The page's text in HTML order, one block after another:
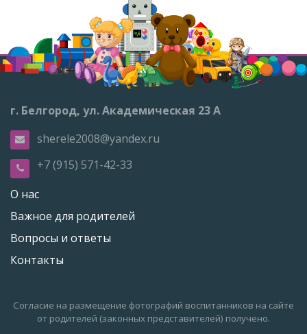
г. Белгород, ул. Академическая 23 А
sherele2008@yandex.ru
+7 (915) 571-42-33
О нас
Важное для родителей
Вопросы и ответы
Контакты
Согласие на размещение фотографий воспитанников на сайте
от родителей (законных представителей) получено.